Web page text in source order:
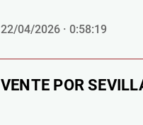
22/04/2026 · 0:58:19
VENTE POR